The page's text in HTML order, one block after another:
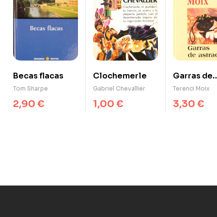
Becas flacas
Tom Sharpe
2,90 €
Clochemerle
Gabriel Chevallier
1,00 €
Garras de
astracán
Terenci Moix
3,30 €